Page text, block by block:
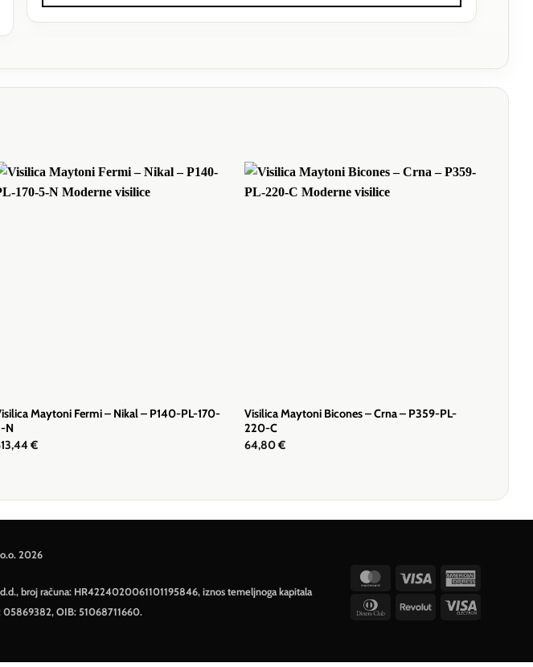
Maytoni Fermi – Nikal – P140-PL-170-
N
€
Visilica Maytoni Bicones – Crna – P359-PL-
220-C
64,80€
2026
broj računa: HR4224020061101195846, iznos temeljnoga kapitala
05869382, OIB: 51068711660.
MasterCard
Visa
DinnersRevolutVisa